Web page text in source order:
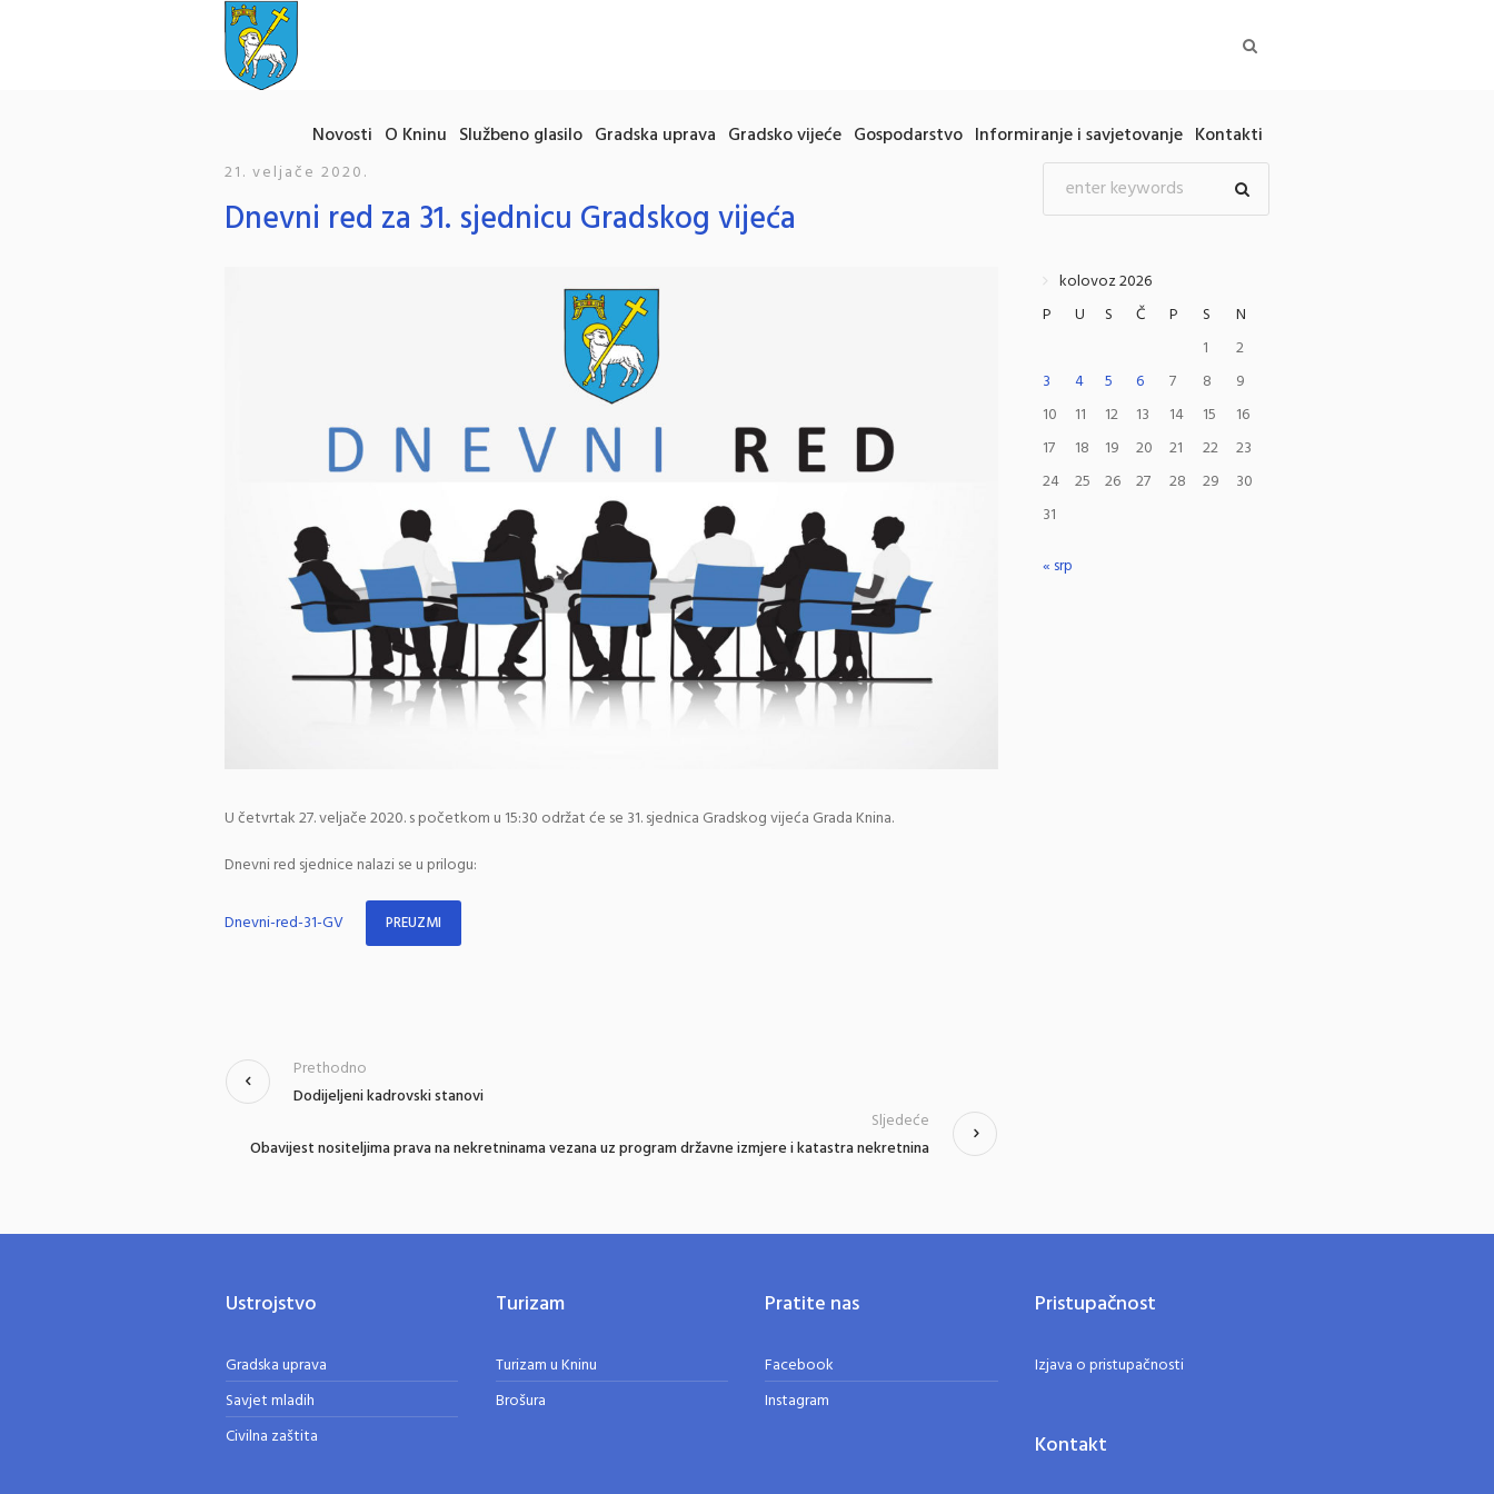
Novosti O Kninu Službeno glasilo Gradska uprava Gradsko vijeće Gospodarstvo Informiranje i savjetovanje Kontakti
21. veljače 2020.
Dnevni red za 31. sjednicu Gradskog vijeća
U četvrtak 27. veljače 2020. s početkom u 15:30 održat će se 31. sjednica Gradskog vijeća Grada Knina.
Dnevni red sjednice nalazi se u prilogu:
Dnevni-red-31-GV PREUZMI
Dodijeljeni kadrovski stanovi
Prethodno
Obavijest nositeljima prava na nekretninama vezana uz program državne izmjere i katastra nekretnina
Sljedeće
kolovoz 2026
P
U S Č P S
N
1
2
3
4 5 6 7 8
9
10
11 12 13 14 15
16
17
18 19 20 21 22
23
24
25 26 27 28 29
30
31
« srp
Ustrojstvo
Gradska uprava
Savjet mladih
Civilna zaštita
Turizam
Turizam u Kninu
Brošura
Pratite nas
Facebook
Instagram
Pristupačnost
Izjava o pristupačnosti
Kontakt